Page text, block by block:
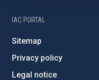
IAC PORTAL
Sitemap
Privacy policy
Legal notice